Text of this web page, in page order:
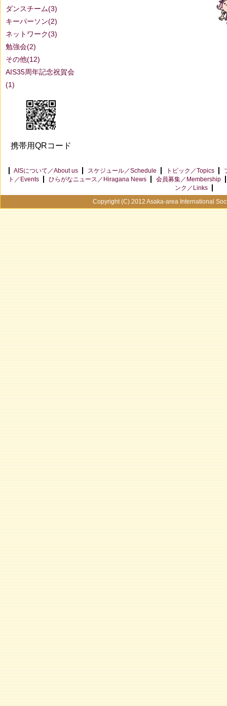
ダンスチーム(3)
キーパーソン(2)
ネットワーク(3)
勉強会(2)
その他(12)
AIS35周年記念祝賀会
(1)
携帯用QRコード
AISについて／About us スケジュール／Schedule トピック／Topics
ト／Events
ひらがなニュース／Hiragana News
会員募集／Membership
ンク／Links
Copyright (C) 2012 Asaka-area International